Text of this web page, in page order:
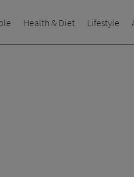
Health & Diet Lifestyle